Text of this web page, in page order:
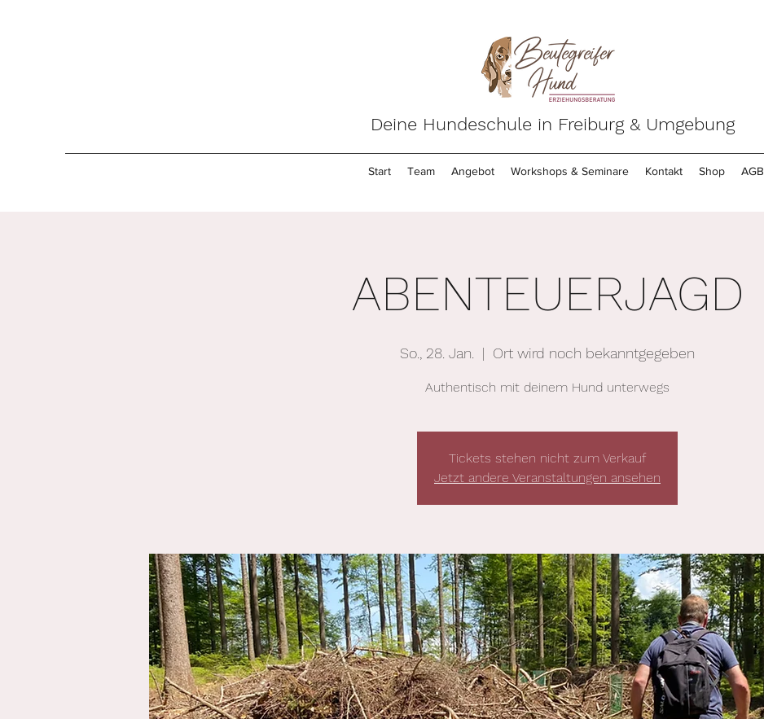
Deine Hundeschule in Freiburg & Umgebung
Start Team Angebot Workshops & Seminare Kontakt Shop AGB
ABENTEUERJAGD
So., 28. Jan.
  |
Ort wird noch bekanntgegeben
Authentisch mit deinem Hund unterwegs
Tickets stehen nicht zum Verkauf
Jetzt andere Veranstaltungen ansehen